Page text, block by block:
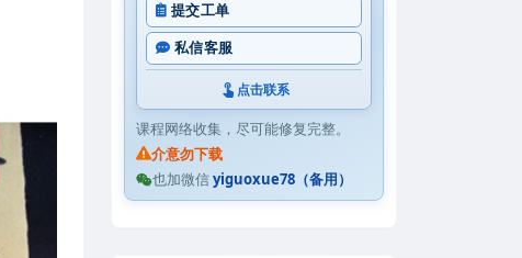
提交工单
私信客服
点击联系
课程网络收集，尽可能修复完整。
介意勿下载
也加微信yiguoxue78（备用）